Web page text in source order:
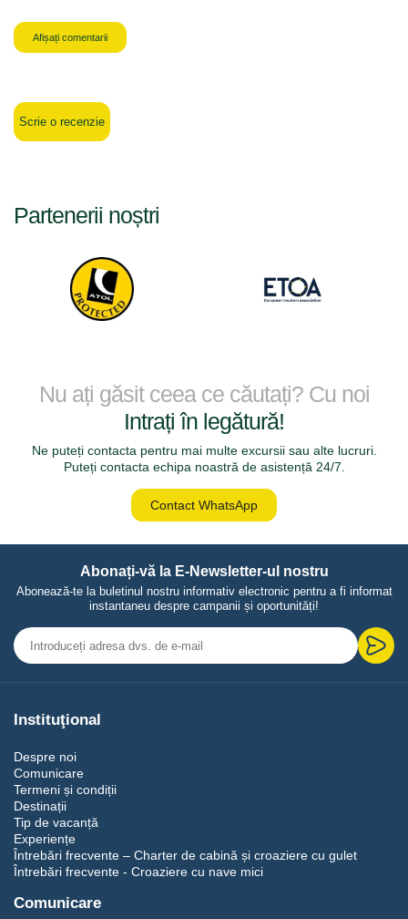
Afișați comentarii
Scrie o recenzie
Partenerii noștri
Nu ați găsit ceea ce căutați? Cu noi
Intrați în legătură!
Ne puteți contacta pentru mai multe excursii sau alte lucruri.
Puteți contacta echipa noastră de asistență 24/7.
Contact WhatsApp
Abonați-vă la E-Newsletter-ul nostru
Abonează-te la buletinul nostru informativ electronic pentru a fi informat
instantaneu despre campanii și oportunități!
Instituţional
Despre noi
Comunicare
Termeni și condiții
Destinații
Tip de vacanță
Experiențe
Întrebări frecvente – Charter de cabină și croaziere cu gulet
Întrebări frecvente - Croaziere cu nave mici
Comunicare